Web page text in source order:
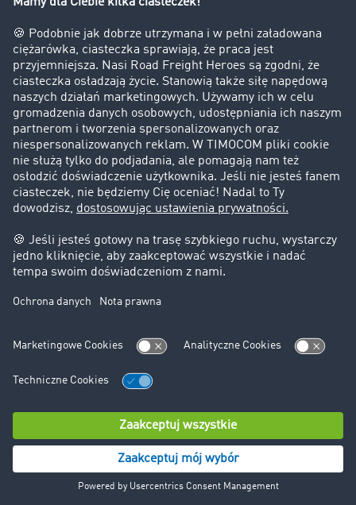
Powierzchnie Ładunkowe
Przetargi Transportowe
Trasa i Koszty
Zlecenia Transportowe
Zlecenia Transportowe do 3,5 t
Magazyny
Międzynarodowy Serwis Inkaso TIMOCOM
Tracking
Monitoring Przesyłek Live
Interfejsy (API)
Zamknięta Giełda Transportowa
TIMOCOM AI FAQ
TIMOCOM Messenger FAQ
Transakcje Biznesowe